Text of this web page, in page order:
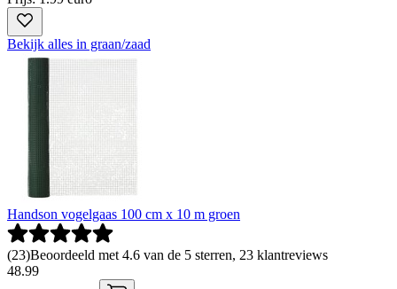
Bekijk alles in graan/zaad
Handson vogelgaas 100 cm x 10 m groen
(23)Beoordeeld met 4.6 van de 5 sterren, 23 klantreviews
48.99